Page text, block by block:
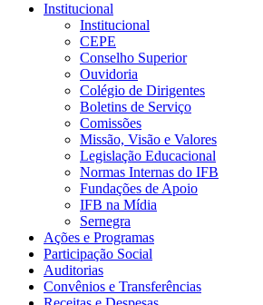
Institucional
Institucional
CEPE
Conselho Superior
Ouvidoria
Colégio de Dirigentes
Boletins de Serviço
Comissões
Missão, Visão e Valores
Legislação Educacional
Normas Internas do IFB
Fundações de Apoio
IFB na Mídia
Sernegra
Ações e Programas
Participação Social
Auditorias
Convênios e Transferências